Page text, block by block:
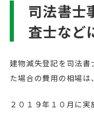
司法書士
査士など
建物滅失登記を司法
た場合の費用の相場は
２０１９年１０月に